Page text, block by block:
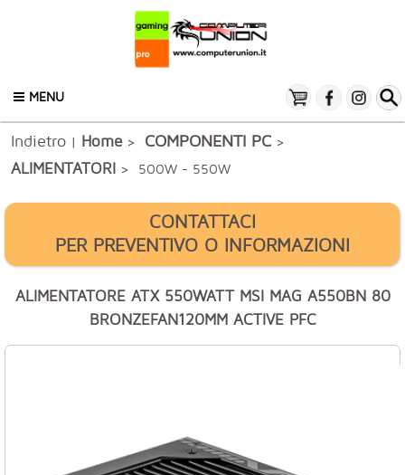
MENU
Indietro | Home> COMPONENTI PC >
ALIMENTATORI > 500W - 550W
CONTATTACI
PER PREVENTIVO O INFORMAZIONI
ALIMENTATORE ATX 550WATT MSI MAG A550BN 80
BRONZEFAN120MM ACTIVE PFC